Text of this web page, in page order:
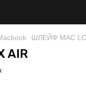
ШЛЕЙФ MAC
AIR